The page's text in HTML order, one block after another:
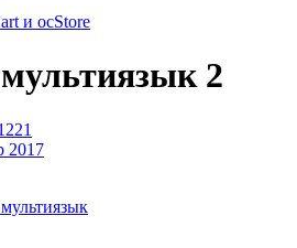
и ocStore
2
2017